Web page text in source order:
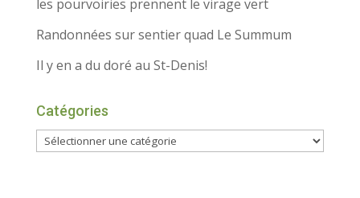
les pourvoiries prennent le virage vert
Randonnées sur sentier quad Le Summum
Il y en a du doré au St-Denis!
Catégories